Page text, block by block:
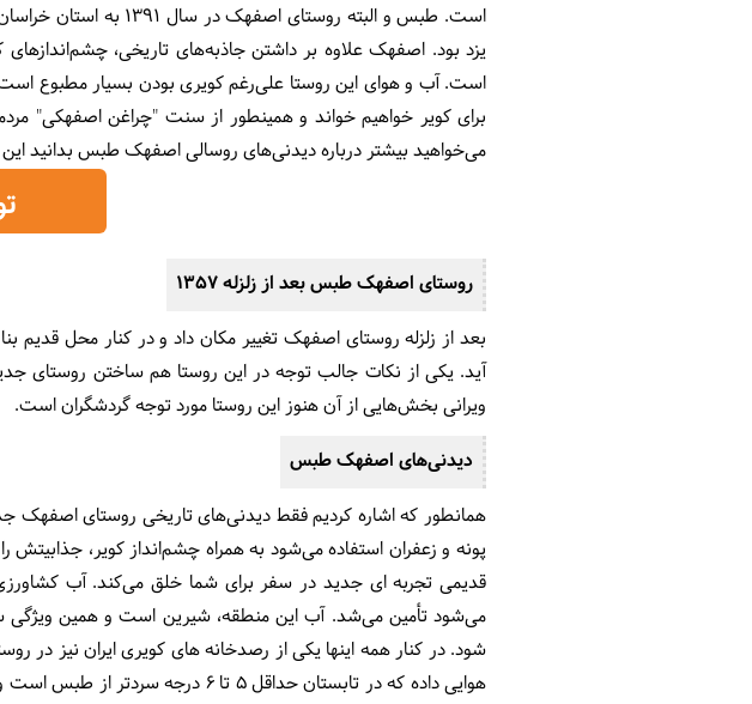
است. طبس و البته
یزد بود. اصفهک علاوه بر داشتن جاذبه‌های تاریخی،
است. آب و هوای این روستا علی‌رغم کویری بودن بسیار مطبوع است
برای کویر خواهیم خواند و همینطور از سنت "چراغن اصفهکی"
می‌خواهید بیشتر درباره دیدنی‌های روسالی اصفهک طبس بدانید
روستای اصفهک طبس بعد از زلزله 1357
بعد از زلزله روستای اصفهک تغییر مکان داد و در کنار محل قدیم
آید. یکی از نکات جالب توجه در این روستا هم ساختن روستای
ویرانی بخش‌هایی از آن هنوز این روستا مورد توجه گردشگران است.
دیدنی‌های اصفهک طبس
همانطور که اشاره کردیم فقط دیدنی‌های تاریخی روستای
پونه و زعفران استفاده می‌شود به همراه چشم‌انداز کویر، جذابیتش
شود. در کنار همه اینها یکی از رصدخانه های کویری ایران نیز در
هوایی داده که در تابستان حداقل